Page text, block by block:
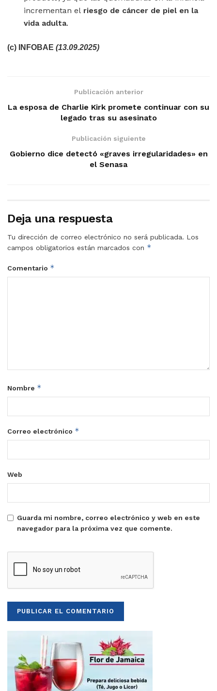
incrementan el riesgo de cáncer de piel en la
vida adulta.
(c) INFOBAE (13.09.2025)
Publicación anterior
La esposa de Charlie Kirk promete continuar con su
legado tras su asesinato
Publicación siguiente
Gobierno dice detectó «graves irregularidades» en
el Senasa
Deja una respuesta
Tu dirección de correo electrónico no será publicada. Los
campos obligatorios están marcados con *
Comentario *
Nombre *
Correo electrónico *
Web
Guarda mi nombre, correo electrónico y web en este
navegador para la próxima vez que comente.